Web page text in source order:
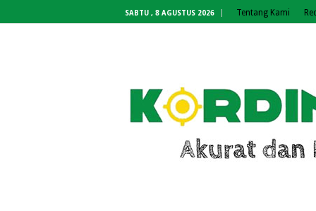
SABTU , 8 AGUSTUS 2026 Tentang Kami